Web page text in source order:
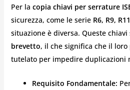
Per la copia chiavi per serrature
sicurezza, come le serie R6, R9,
situazione è diversa. Queste
brevetto, il che significa che il
tutelato per impedire duplicazioni
Requisito Fondamentale: